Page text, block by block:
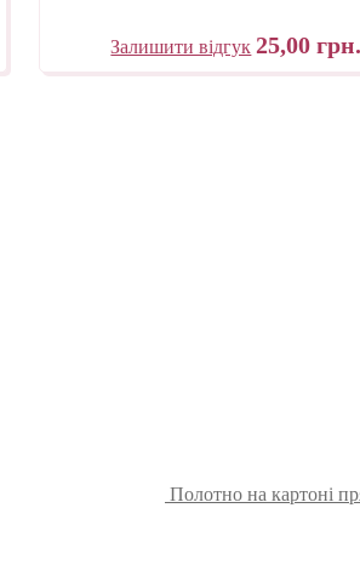
Залишити відгук 25,00грн.
Полотно на картоні